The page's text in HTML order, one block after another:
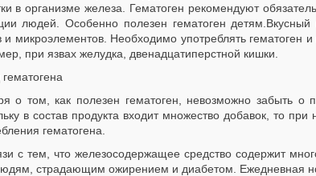
в организме железа. Гематоген рекомендуют
людей. Особенно полезен гематоген детям.Вкусный
и микроэлементов. Необходимо употреблять
при язвах желудка, двенадцатиперстной кишки.
о том, как полезен гематоген, невозможно забыть
в состав продукта входит множество добавок, то
гематогена.
с тем, что железосодержащее средство содержит
страдающим ожирением и диабетом. Ежедневная